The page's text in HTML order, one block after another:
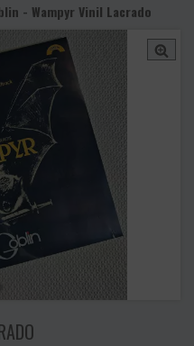
- Wampyr Vinil Lacrado